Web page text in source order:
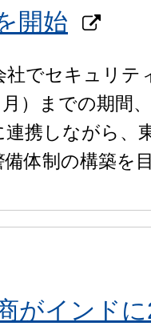
開始
でセキュリテ
）までの期間
携しながら、
体制の構築を
がインド